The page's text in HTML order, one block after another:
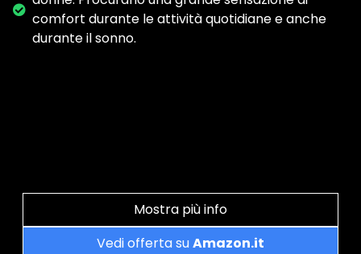
comfort durante le attività quotidiane e anche
durante il sonno.
Mostra più info
Vedi offerta suAmazon.it